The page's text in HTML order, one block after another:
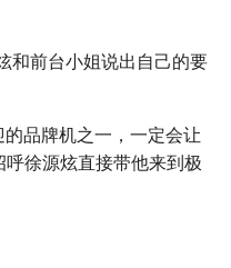
和前台小姐说出自己的要
品牌机之一，一定会让
徐源炫直接带他来到极